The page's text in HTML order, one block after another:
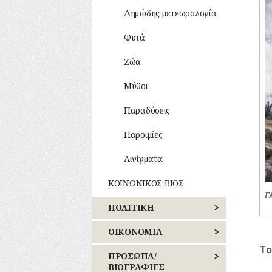
ΡΕΜΑΤΑ
ΣΥΓΚΟΙΝΩΝΙΕΣ
ΣΥΛΛΟΓΟΙ-
ΣΩΜΑΤΕΙΑ
ΣΦΑΓΕΙΑ
ΣΧΕΔΙΟ
ΤΟΠΟΓΡΑΦΙΑ
ΤΟΠΩΝΥΜΙΑ
ΤΡΟΧΑΙΑ-
ΚΥΚΛΟΦΟΡΙΑ
Ποτά
Ενδυμασία
–
τέχνες
Δημώδης μετεωρολογία
Φυτά
Ζώα
Μύθοι
Παραδόσεις
Παροιμίες
Αινίγματα
ΚΟΙΝΩΝΙΚΟΣ ΒΙΟΣ
Καθημερινά
έθιμα
Παιχνίδια
Σχολική
ΠΟΛΙΤΙΚΗ
ΕΚΛΟΓΕΣ
ΕΠΑΝΑΣΤΑΣΕΙΣ
ΟΙΚΟΝΟΜΙΑ
ΒΙΟΜΗΧΑΝΙΑ
–
ΠΡΟΣΩΠΑ/
ΒΙΟΓΡΑΦΙΕΣ